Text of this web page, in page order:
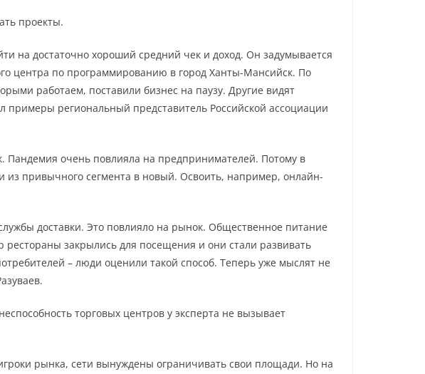
проекты.
на достаточно хороший средний чек и доход. Он задумывается
центра по программированию в город Ханты-Мансийск. По
работаем, поставили бизнес на паузу. Другие видят
региональный представитель Российской ассоциации
Пандемия очень повлияла на предпринимателей. Потому в
из привычного сегмента в новый. Освоить, например, онлайн-
доставки. Это повлияло на рынок. Общественное питание
закрылись для посещения и они стали развивать
– люди оценили такой способ. Теперь уже мыслят не
торговых центров у эксперта не вызывает
рынка, сети вынуждены ограничивать свои площади. Но на